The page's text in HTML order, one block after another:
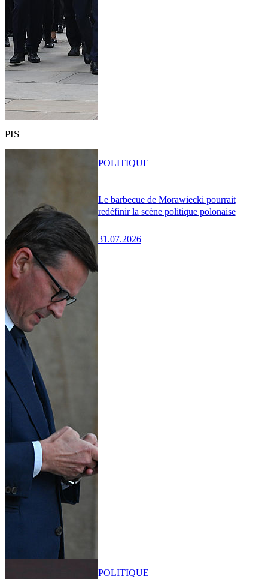
PIS
Le barbecue de Morawiecki pourrait
redéfinir la scène politique polonaise
31.07.2026
POLITIQUE
POLITIQUE